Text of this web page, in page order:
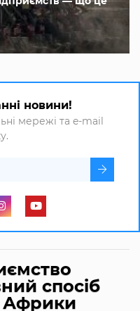
новини!
мережі та e-mail
спосіб
Африки